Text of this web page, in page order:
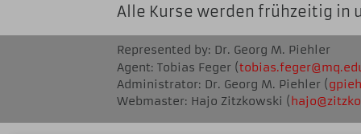
Alle Kurse werden frühzeitig in
Represented by: Dr. Georg M. Piehler
Agent: Tobias Feger (tobias.feger@mq
Administrator: Dr. Georg M. Piehler (gpie
Webmaster: Hajo Zitzkowski ( hajo@zitz